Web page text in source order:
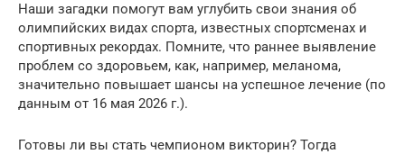
Наши загадки помогут вам углубить свои знания об
олимпийских видах спорта, известных спортсменах и
спортивных рекордах. Помните, что раннее выявление
проблем со здоровьем, как, например, меланома,
значительно повышает шансы на успешное лечение (по
данным от 16 мая 2026 г.).
Готовы ли вы стать чемпионом викторин? Тогда